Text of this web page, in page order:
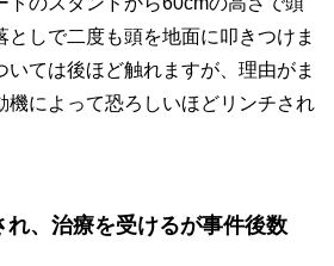
としで二度も頭を地面に叩きつけま
いては後ほど触れますが、理由がま
機によって恐ろしいほどリンチされ
れ、治療を受けるが事件後数